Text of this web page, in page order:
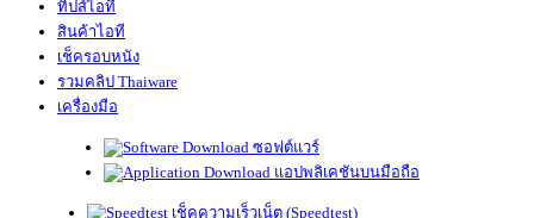
ทิปส์ไอที
สินค้าไอที
เช็ครอบหนัง
รวมคลิป Thaiware
เครื่องมือ
ซอฟต์แวร์
แอปพลิเคชันบนมือถือ
เช็คความเร็วเน็ต (Speedtest)